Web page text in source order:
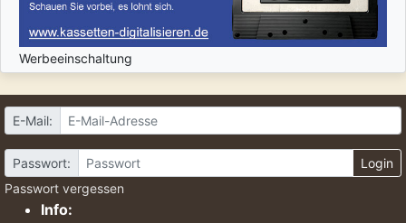
Werbeeinschaltung
E-Mail:
Passwort:
Login
Passwort vergessen
Info: